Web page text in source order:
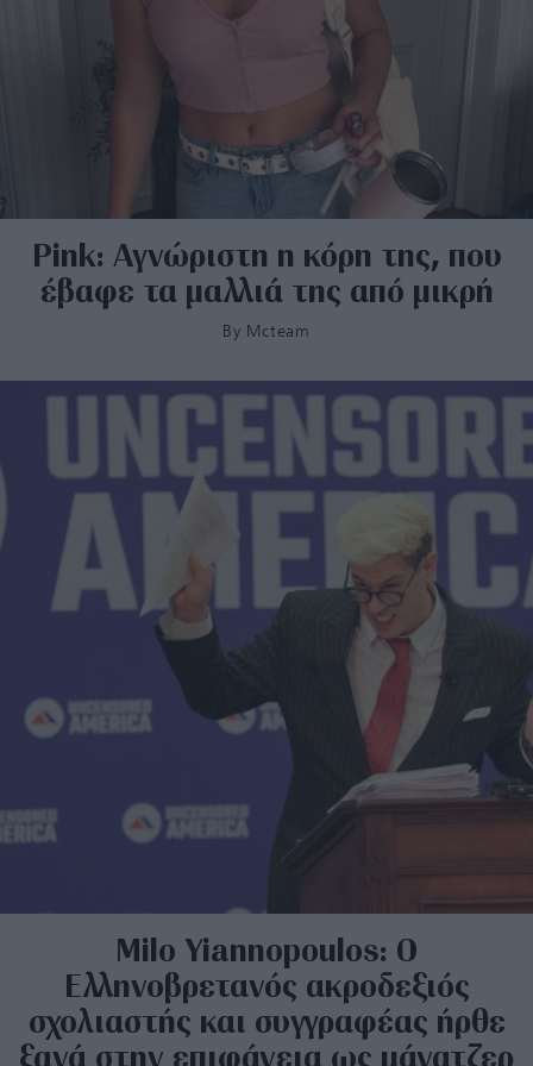
Pink: Αγνώριστη η κόρη της, που
έβαφε τα μαλλιά της από μικρή
By Mcteam
Milo Yiannopoulos: Ο
Ελληνοβρετανός ακροδεξιός
σχολιαστής και συγγραφέας ήρθε
ξανά στην επιφάνεια ως μάνατζερ